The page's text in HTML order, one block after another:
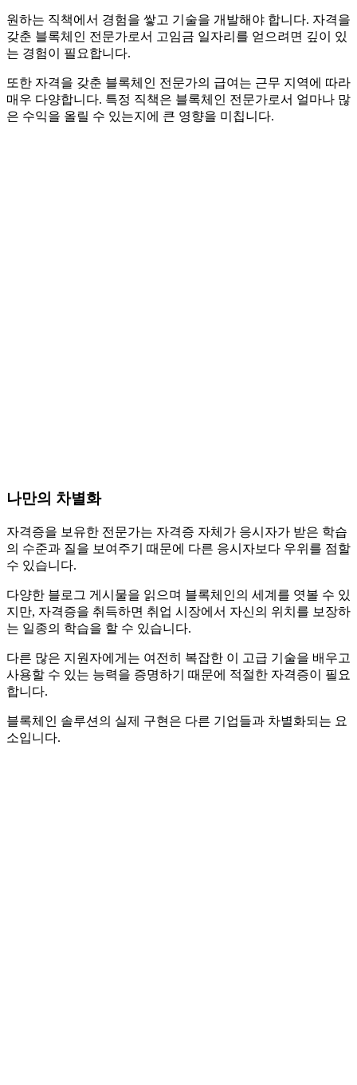
원하는 직책에서 경험을 쌓고 기술을 개발해야 합니다. 자격을
갖춘 블록체인 전문가로서 고임금 일자리를 얻으려면 깊이 있
는 경험이 필요합니다.
또한 자격을 갖춘 블록체인 전문가의 급여는 근무 지역에 따라
매우 다양합니다. 특정 직책은 블록체인 전문가로서 얼마나 많
은 수익을 올릴 수 있는지에 큰 영향을 미칩니다.
나만의 차별화
자격증을 보유한 전문가는 자격증 자체가 응시자가 받은 학습
의 수준과 질을 보여주기 때문에 다른 응시자보다 우위를 점할
수 있습니다.
다양한 블로그 게시물을 읽으며 블록체인의 세계를 엿볼 수 있
지만, 자격증을 취득하면 취업 시장에서 자신의 위치를 보장하
는 일종의 학습을 할 수 있습니다.
다른 많은 지원자에게는 여전히 복잡한 이 고급 기술을 배우고
사용할 수 있는 능력을 증명하기 때문에 적절한 자격증이 필요
합니다.
블록체인 솔루션의 실제 구현은 다른 기업들과 차별화되는 요
소입니다.